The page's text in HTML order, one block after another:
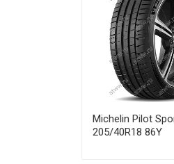
Michelin Pilot
205/40R18 86Y